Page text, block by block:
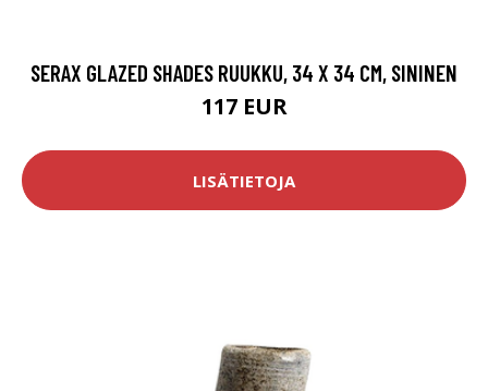
SERAX GLAZED SHADES RUUKKU, 34 X 34 CM, SININEN
117 EUR
LISÄTIETOJA